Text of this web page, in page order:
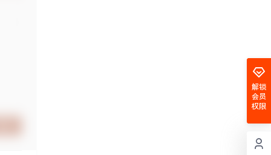
解锁
会员
权限